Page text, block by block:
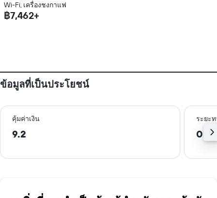
Wi-Fi, เครื่องชงกาแฟ
฿7,462+
ข้อมูลที่เป็นประโยชน์
คุ้มค่าเงิน ระยะท
9.2 0.6